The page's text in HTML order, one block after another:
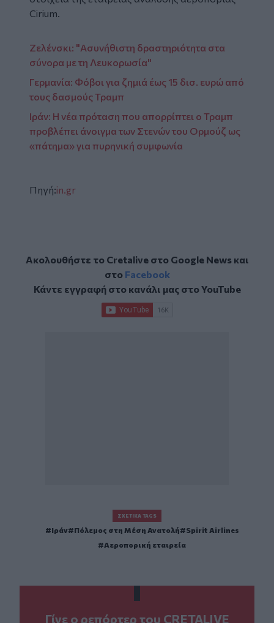
Cirium.
Ζελένσκι: "Ασυνήθιστη δραστηριότητα στα
σύνορα με τη Λευκορωσία"
Γερμανία: Φόβοι για ζημιά έως 15 δισ. ευρώ από
τους δασμούς Τραμπ
Ιράν: Η νέα πρόταση που απορρίπτει ο Τραμπ
προβλέπει άνοιγμα των Στενών του Ορμούζ ως
«πάτημα» για πυρηνική συμφωνία
Πηγή:in.gr
Ακολουθήστε το Cretalive στο Google Newsκαι
στο Facebook
Κάντε εγγραφή στο κανάλι μας στοYouTube
ΣΧΕΤΙΚΆ TAGS
Ιράν Πόλεμος στη Μέση Ανατολή
Spirit Airlines
Αεροπορική εταιρεία
Γίνε ο ρεπόρτερ του CRETALIVE